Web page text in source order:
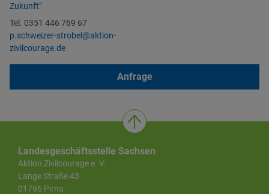
Zukunft"
Tel. 0351 446 769 67
p.schweizer-strobel@aktion-
zivilcourage.de
Anfrage
Landesgeschäftsstelle Sachsen
Aktion Zivilcourage e. V.
Lange Straße 43
01796 Pirna